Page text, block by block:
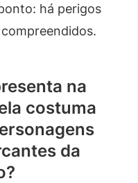
há perigos
na
costuma
da